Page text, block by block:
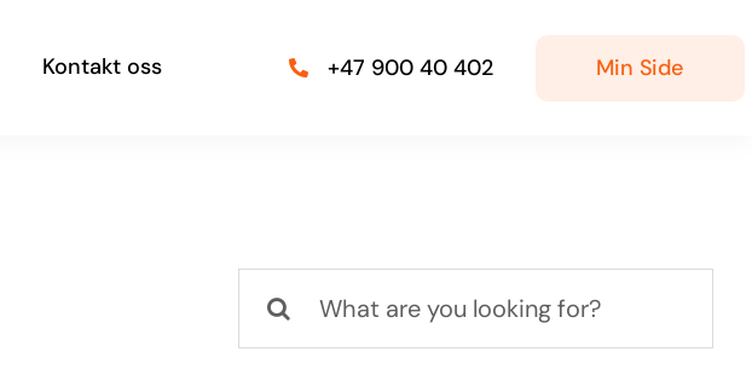
Kontakt oss +47 900 40 402 Min Side
etter: